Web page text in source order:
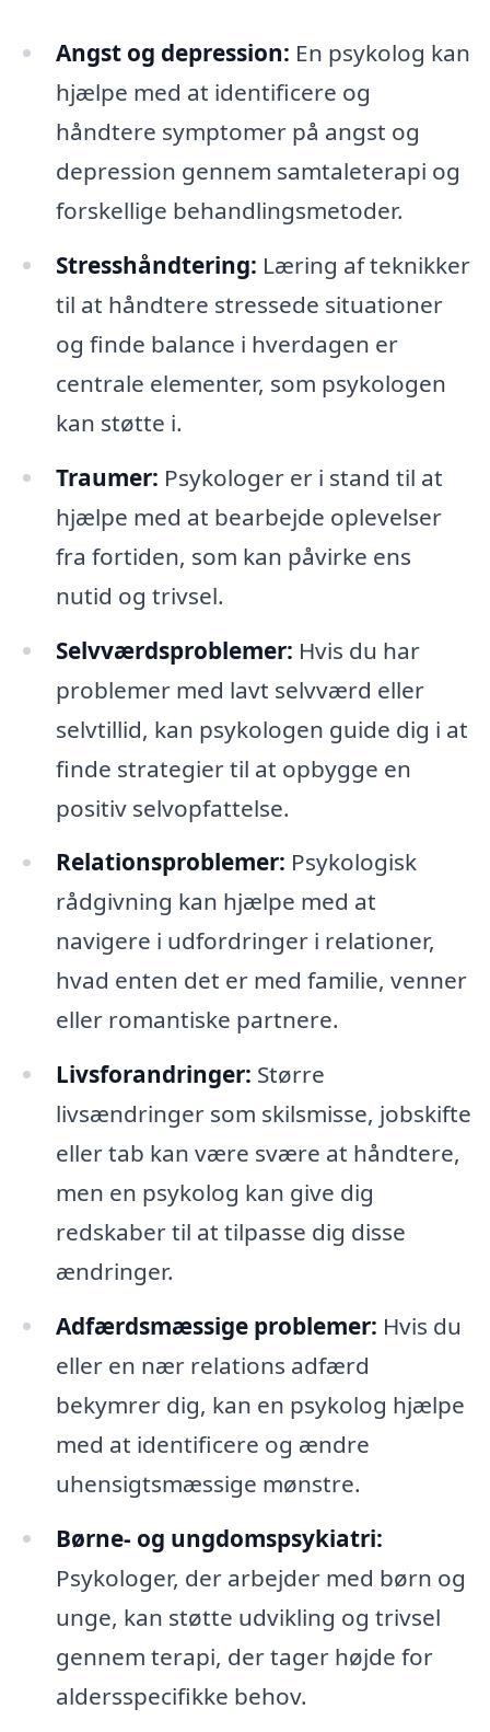
Angst og depression: En psykolog kan
hjælpe med at identificere og
håndtere symptomer på angst og
depression gennem samtaleterapi og
forskellige behandlingsmetoder.
Stresshåndtering: Læring af teknikker
til at håndtere stressede situationer
og finde balance i hverdagen er
centrale elementer, som psykologen
kan støtte i.
Traumer: Psykologer er i stand til at
hjælpe med at bearbejde oplevelser
fra fortiden, som kan påvirke ens
nutid og trivsel.
Selvværdsproblemer: Hvis du har
problemer med lavt selvværd eller
selvtillid, kan psykologen guide dig i at
finde strategier til at opbygge en
positiv selvopfattelse.
Relationsproblemer: Psykologisk
rådgivning kan hjælpe med at
navigere i udfordringer i relationer,
hvad enten det er med familie, venner
eller romantiske partnere.
Livsforandringer: Større
livsændringer som skilsmisse, jobskifte
eller tab kan være svære at håndtere,
men en psykolog kan give dig
redskaber til at tilpasse dig disse
ændringer.
Adfærdsmæssige problemer: Hvis du
eller en nær relations adfærd
bekymrer dig, kan en psykolog hjælpe
med at identificere og ændre
uhensigtsmæssige mønstre.
Børne- og ungdomspsykiatri:
Psykologer, der arbejder med børn og
unge, kan støtte udvikling og trivsel
gennem terapi, der tager højde for
aldersspecifikke behov.